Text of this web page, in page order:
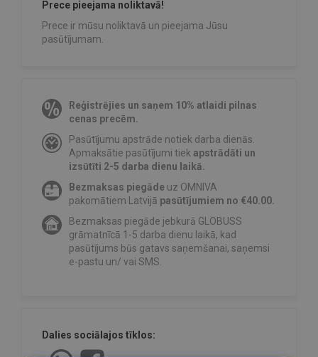
Prece pieejama noliktavā!
Prece ir mūsu noliktavā un pieejama Jūsu
pasūtījumam.
Reģistrējies un saņem 10% atlaidi pilnas
cenas precēm.
Pasūtījumu apstrāde notiek darba dienās.
Apmaksātie pasūtījumi tiekapstrādāti un
izsūtīti 2-5 darba dienu laikā.
Bezmaksas piegāde uz OMNIVA
pakomātiem Latvijā pasūtījumiem no €40.00.
Bezmaksas piegāde jebkurā GLOBUSS
grāmatnīcā 1-5 darba dienu laikā, kad
pasūtījums būs gatavs saņemšanai, saņemsi
e-pastu un/ vai SMS.
Dalies sociālajos tīklos: